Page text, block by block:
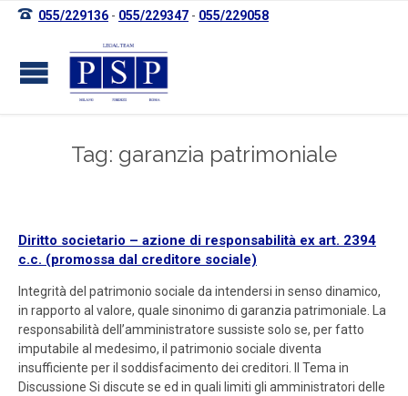
 055/229136 - 055/229347 - 055/229058
Tag: garanzia patrimoniale
Diritto societario – azione di responsabilità ex art. 2394
c.c. (promossa dal creditore sociale)
Integrità del patrimonio sociale da intendersi in senso dinamico,
in rapporto al valore, quale sinonimo di garanzia patrimoniale. La
responsabilità dell’amministratore sussiste solo se, per fatto
imputabile al medesimo, il patrimonio sociale diventa
insufficiente per il soddisfacimento dei creditori. Il Tema in
Discussione Si discute se ed in quali limiti gli amministratori delle